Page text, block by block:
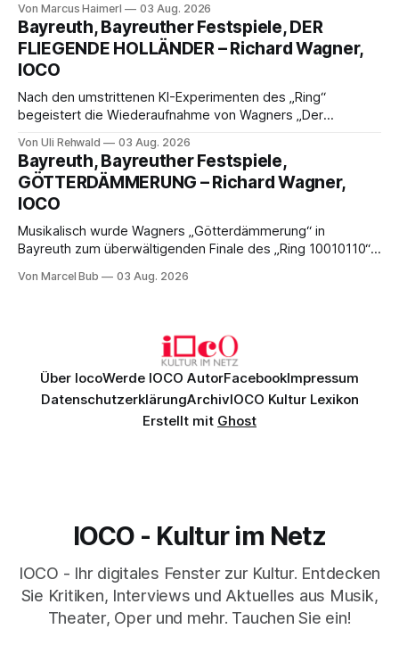
spannend und werkgetreu, getragen von starken Solisten,
eindrucksvollen Projektionen und einer klangvollen
musikalischen Leitung.
Von Marcus Haimerl 03 Aug. 2026
Bayreuth, Bayreuther Festspiele, DER
FLIEGENDE HOLLÄNDER – Richard Wagner,
IOCO
Nach den umstrittenen KI-Experimenten des „Ring“
begeistert die Wiederaufnahme von Wagners „Der
Musik und einem neuen Traumpaar: Elisabeth Teige und
Nicholas Brownlee sorgen für einen der Höhepunkte der
Bayreuther Festspiele 2026.
Von Uli Rehwald 03 Aug. 2026
Bayreuth, Bayreuther Festspiele,
GÖTTERDÄMMERUNG – Richard Wagner,
IOCO
Musikalisch wurde Wagners „Götterdämmerung“ in
Bayreuth zum überwältigenden Finale des „Ring 10010110“:
exzellentes Sängerensemble begeisterten. Die KI-geprägte
Von Marcel Bub 03 Aug. 2026
Über IocoWerde IOCO AutorFacebookImpressum
DatenschutzerklärungArchivIOCO Kultur Lexikon
Erstellt mit Ghost
IOCO - Kultur im Netz
IOCO - Ihr digitales Fenster zur Kultur. Entdecken
Sie Kritiken, Interviews und Aktuelles aus Musik,
Theater, Oper und mehr. Tauchen Sie ein!